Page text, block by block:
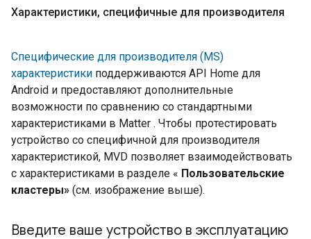
Характеристики, специфичные для производителя
Специфические для производителя (MS)
характеристики поддерживаются API Home для
Android и предоставляют дополнительные
возможности по сравнению со стандартными
характеристиками в Matter . Чтобы протестировать
устройство со специфичной для производителя
характеристикой, MVD позволяет взаимодействовать
с характеристиками в разделе « Пользовательские
кластеры» (см. изображение выше).
Введите ваше устройство в эксплуатацию